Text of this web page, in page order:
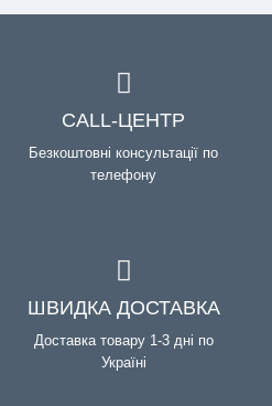
CALL-ЦЕНТР
Безкоштовні консультації по
телефону
ШВИДКА ДОСТАВКА
Доставка товару 1-3 дні по
Україні